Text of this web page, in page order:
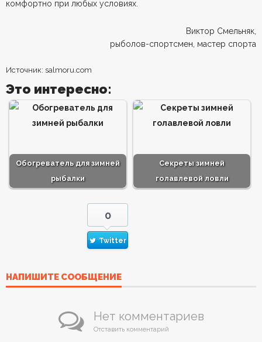
комфортно при любых условиях.
Виктор Смельняк,
рыболов-спортсмен, мастер спорта
Источник: salmoru.com
Это интересно:
Обогреватель для зимней
рыбалки
Секреты зимней
голавлевой ловли
0
Twitter
НАПИШИТЕ СООБЩЕНИЕ
Нет комментариев
Отставить комментарий